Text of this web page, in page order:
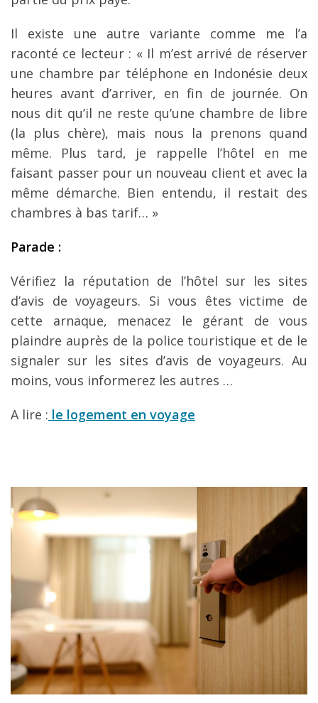
Il existe une autre variante comme me l’a
raconté ce lecteur : « Il m’est arrivé de réserver
une chambre par téléphone en Indonésie deux
heures avant d’arriver, en fin de journée. On
nous dit qu’il ne reste qu’une chambre de libre
(la plus chère), mais nous la prenons quand
même. Plus tard, je rappelle l’hôtel en me
faisant passer pour un nouveau client et avec la
même démarche. Bien entendu, il restait des
chambres à bas tarif… »
Parade :
Vérifiez la réputation de l’hôtel sur les sites
d’avis de voyageurs. Si vous êtes victime de
cette arnaque, menacez le gérant de vous
plaindre auprès de la police touristique et de le
signaler sur les sites d’avis de voyageurs. Au
moins, vous informerez les autres …
A lire : le logement en voyage